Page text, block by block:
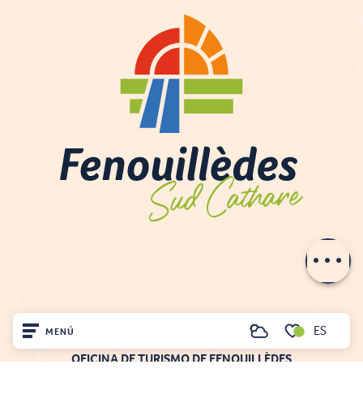
MENÚ
Voir les favoris
Buscar ES
OFICINA DE TURISMO DE FENOUILLÈDES